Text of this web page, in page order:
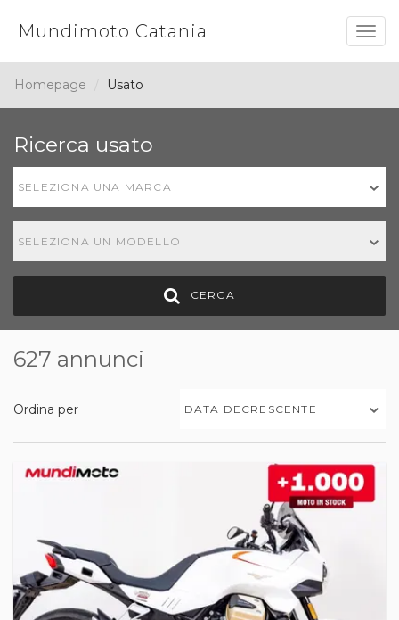
Mundimoto Catania
Homepage Usato
Ricerca usato
SELEZIONA UNA MARCA
SELEZIONA UN MODELLO
CERCA
627 annunci
Ordina per DATA DECRESCENTE